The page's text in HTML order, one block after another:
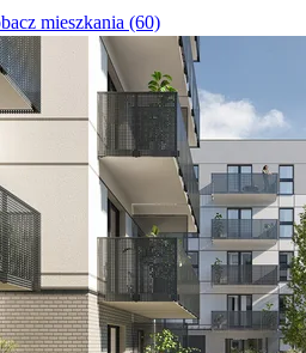
mieszkania (60)